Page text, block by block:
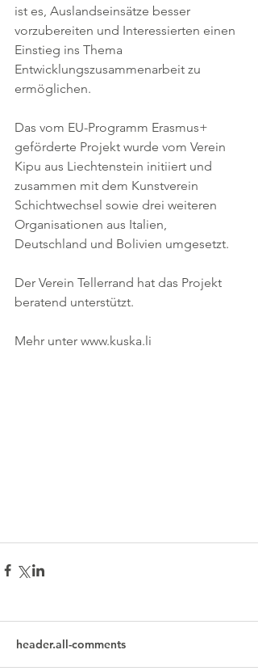
ist es, Auslandseinsätze besser
vorzubereiten und Interessierten einen
Einstieg ins Thema
Entwicklungszusammenarbeit zu
ermöglichen.
Das vom EU-Programm Erasmus+
geförderte Projekt wurde vom Verein
Kipu aus Liechtenstein initiiert und
zusammen mit dem Kunstverein
Schichtwechsel sowie drei weiteren
Organisationen aus Italien,
Deutschland und Bolivien umgesetzt.
Der Verein Tellerrand hat das Projekt
beratend unterstützt.
Mehr unter www.kuska.li
header.all-comments